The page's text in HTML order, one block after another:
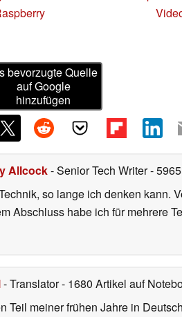
bevorzugte Quelle
auf Google
hinzufügen
Allcock- Senior Tech Writer-
so lange ich denken kann.
Abschluss habe ich für mehrere
- Translator- 1680 Artikel auf
Teil meiner frühen Jahre in